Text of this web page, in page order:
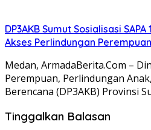
DP3AKB Sumut Sosialisasi SAPA
Akses Perlindungan
Medan, ArmadaBerita.Com –
Perempuan, Perlindungan
Berencana (DP3AKB) Provinsi
Tinggalkan Balasan